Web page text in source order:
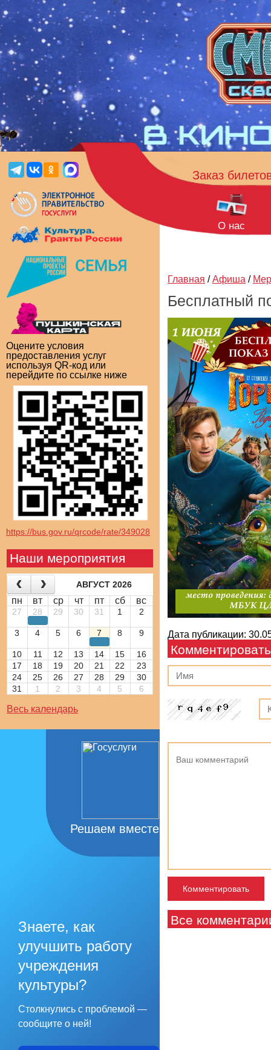
Оцените условия
предоставления услуг
используя QR-код или
перейдите по ссылке ниже
https://bus.gov.ru/qrcode/rate/349028
Наши мероприятия
АВГУСТ 2026
пн вт ср чт пт сб вс
27 28 29 30 31 1 2
3 4 5 6 7 8 9
10 11 12 13 14 15
16
17
18 19 20 21 22
23
24
25 26 27 28 29
30
31
1 2 3 4 5 6
Весь календарь
Решаем вместе
Знаете, как
улучшить работу
учреждения
культуры?
Столкнулись с проблемой —
сообщите о ней!
Заказ
О нас
Главная / Афиша /
Бесплатный
Дата публикации:
Комментировать
Все